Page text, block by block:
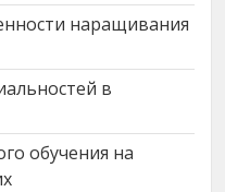
наращивания
в
обучения на